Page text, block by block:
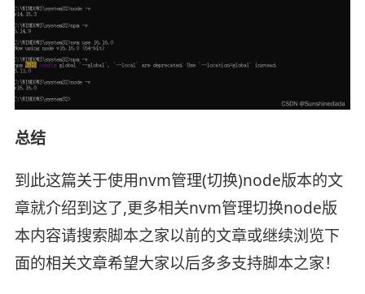
总结
到此这篇关于使用nvm管理(切换)node版本的文
章就介绍到这了,更多相关nvm管理切换node版
本内容请搜索脚本之家以前的文章或继续浏览下
面的相关文章希望大家以后多多支持脚本之家！